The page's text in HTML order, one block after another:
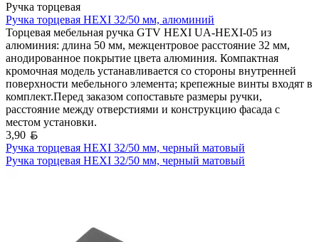
Ручка торцевая
Ручка торцевая HEXI 32/50 мм, алюминий
Торцевая мебельная ручка GTV HEXI UA-HEXI-05 из
алюминия: длина 50 мм, межцентровое расстояние 32 мм,
анодированное покрытие цвета алюминия. Компактная
кромочная модель устанавливается со стороны внутренней
поверхности мебельного элемента; крепежные винты входят в
комплект.Перед заказом сопоставьте размеры ручки,
расстояние между отверстиями и конструкцию фасада с
местом установки.
3,90
Ручка торцевая HEXI 32/50 мм, черный матовый
Ручка торцевая HEXI 32/50 мм, черный матовый